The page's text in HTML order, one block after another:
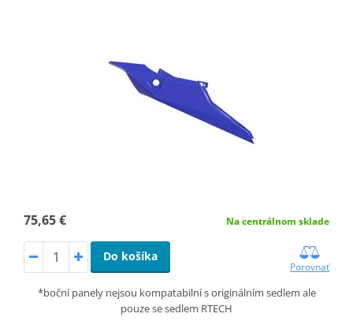
75,65 € Na centrálnom sklade
Do košíka
Porovnať
*boční panely nejsou kompatabilní s originálním sedlem ale
pouze se sedlem RTECH